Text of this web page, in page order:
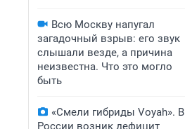
Всю Москву напугал
загадочный взрыв: его звук
слышали везде, а причина
неизвестна. Что это могло
быть
«Смели гибриды Voyah». В
России возник дефицит